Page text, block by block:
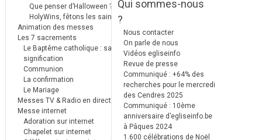
Que penser d’Halloween ?
HolyWins, fêtons les saints !
Animation des messes
Les 7 sacrements
Le Baptême catholique : sa
signification
Communion
La confirmation
Le Mariage
Messes TV & Radio en direct
Messe internet
Adoration sur internet
Chapelet sur internet
Qui sommes-nous
?
Nous contacter
On parle de nous
Vidéos egliseinfo
Revue de presse
Communiqué : +64% des
recherches pour le mercredi
des Cendres 2025
Communiqué : 10ème
anniversaire d’egliseinfo.be
à Pâques 2024
1.600 célébrations de Noël